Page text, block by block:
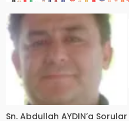
Sn. Abdullah AYDIN’a Sorular